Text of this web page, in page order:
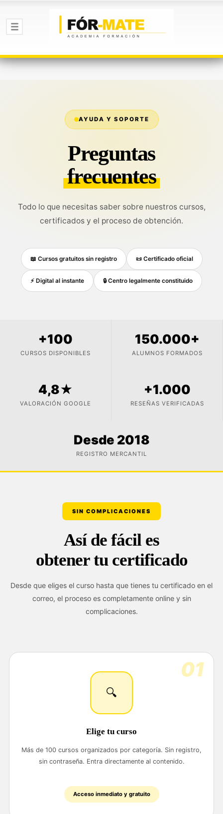
AYUDA Y SOPORTE
Preguntas
frecuentes
Todo lo que necesitas saber sobre nuestros cursos,
certificados y el proceso de obtención.
📖 Cursos gratuitos sin registro 📜 Certificado oficial
⚡ Digital al instante 🔒 Centro legalmente constituido
+100
CURSOS DISPONIBLES
150.000+
ALUMNOS FORMADOS
4,8★
VALORACIÓN GOOGLE
+1.000
RESEÑAS VERIFICADAS
Desde 2018
REGISTRO MERCANTIL
SIN COMPLICACIONES
Así de fácil es
obtener tu certificado
Desde que eliges el curso hasta que tienes tu certificado en el
correo, el proceso es completamente online y sin
complicaciones.
01
🔍
Elige tu curso
Más de 100 cursos organizados por categoría. Sin registro,
sin contraseña. Entra directamente al contenido.
Acceso inmediato y gratuito